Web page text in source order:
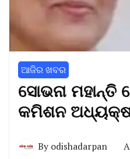
ଆଜିର ଖବର
ସୋଭନା ମହାନ୍ତି
କମିଶନ
By odishadarpan